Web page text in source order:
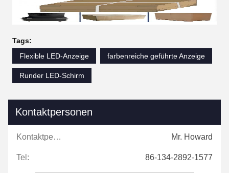
Tags:
Flexible LED-Anzeige
farbenreiche geführte Anzeige
Runder LED-Schirm
Kontaktpersonen
Kontaktpersonen: Mr. Howard
Tel: 86-134-2892-1577